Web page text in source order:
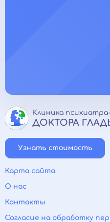
Клиника
ДОКТОРА
Узнать стоимость
Карта сайта
О нас
Контакты
Согласие на обработку